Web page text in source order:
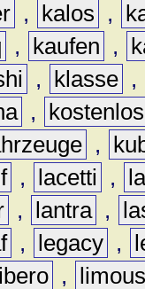
, kalos ,
, kaufen ,
, klasse ,
,
kostenlos
,
, lacetti ,
, lantra ,
, legacy ,
libero ,